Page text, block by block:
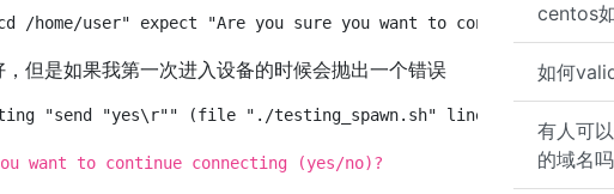
centos
如何
有人可
的域名
/home/user" expect "Are you sure you want to continue
但是如果我第一次进入设备的时候会抛出一个错误
"send "yes\r"" (file "./testing_spawn.sh" line 4)
want to continue connecting (yes/no)?